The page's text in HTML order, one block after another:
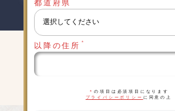
都道府県
以降の住所 ＊
＊の項目は必須項目になります
プライバシーポリシー に同意の上
キャンペーン実施